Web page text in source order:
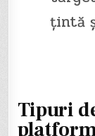
țintă
Tipuri